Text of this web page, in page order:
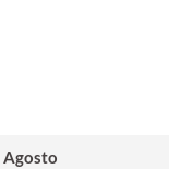
Agosto